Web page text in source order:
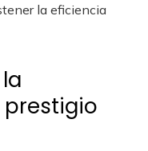
la eficiencia